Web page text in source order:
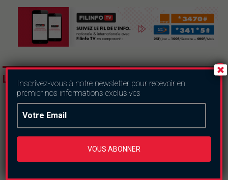
LES DERNIERS ARTICLES
Inscrivez-vous à notre newsletter pour recevoir en
premier nos informations exclusives
VOUS ABONNER